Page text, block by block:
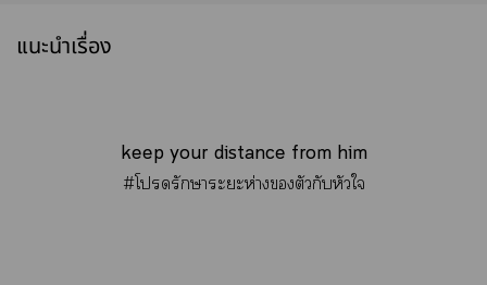
แนะนำเรื่อง
keep your distance from him
#โรักษาะะห่างตัวกับหัวใ